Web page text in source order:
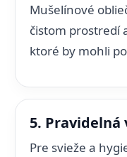
Mušelínové
čistom prostredí
ktoré by mohli
5. Pravidelná
Pre svieže a